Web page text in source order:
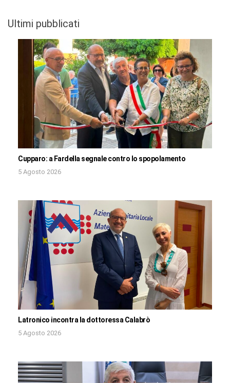
Ultimi pubblicati
Cupparo: a Fardella segnale contro lo spopolamento
5 Agosto 2026
Latronico incontra la dottoressa Calabrò
5 Agosto 2026